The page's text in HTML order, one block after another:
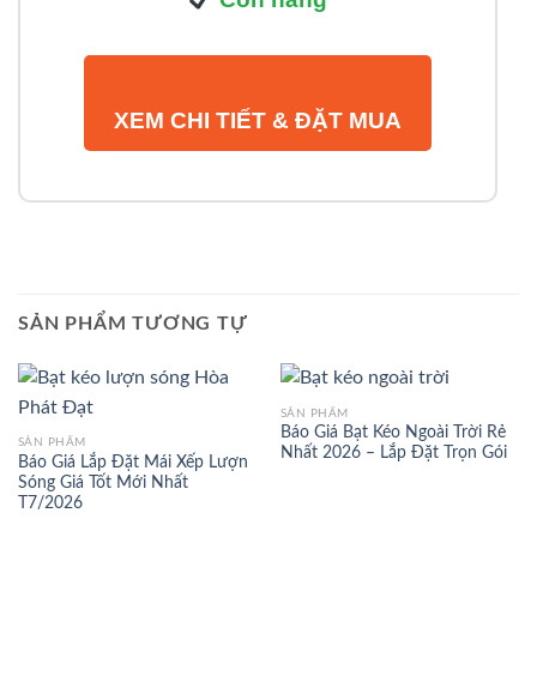
XEM CHI TIẾT & ĐẶT MUA
SẢN PHẨM TƯƠNG TỰ
SẢN PHẨM
Báo Giá Lắp Đặt Mái Xếp Lượn
Sóng Giá Tốt Mới Nhất
T7/2026
SẢN PHẨM
Báo Giá Bạt Kéo Ngoài Trời Rẻ
Nhất 2026 – Lắp Đặt Trọn Gói